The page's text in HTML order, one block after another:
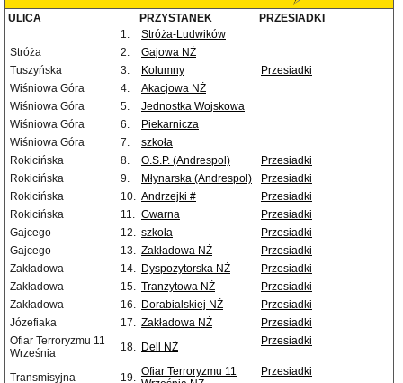
ULICA PRZYSTANEK
PRZESIADKI
1.
Stróża-Ludwików
Stróża
2.
Gajowa NŻ
Tuszyńska
3. Kolumny
Przesiadki
Wiśniowa Góra
4.
Akacjowa NŻ
Wiśniowa Góra
5.
Jednostka Wojskowa
Wiśniowa Góra
6.
Piekarnicza
Wiśniowa Góra
7.
szkoła
Rokicińska
8. O.S.P. (Andrespol)
Przesiadki
Rokicińska
9. Młynarska (Andrespol)
Przesiadki
Rokicińska
10. Andrzejki #
Przesiadki
Rokicińska
11. Gwarna
Przesiadki
Gajcego
12. szkoła
Przesiadki
Gajcego
13. Zakładowa NŻ
Przesiadki
Zakładowa
14. Dyspozytorska NŻ
Przesiadki
Zakładowa
15. Tranzytowa NŻ
Przesiadki
Zakładowa
16. Dorabialskiej NŻ
Przesiadki
Józefiaka
17. Zakładowa NŻ
Przesiadki
Ofiar Terroryzmu 11
Września
18. Dell NŻ Przesiadki
Transmisyjna 19. Ofiar Terroryzmu 11
Przesiadki